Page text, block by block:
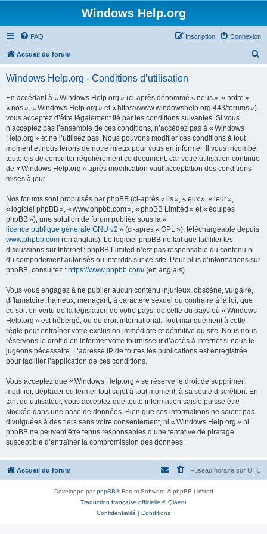
Windows Help.org
FAQ Connexion
Inscription
Accueil du forum
Windows Help.org - Conditions d’utilisation
En accédant à « Windows Help.org » (ci-après dénommé « nous », « notre »,
« nos », « Windows Help.org » et « https://www.windowshelp.org:443/forums »),
vous acceptez d’être légalement lié par les conditions suivantes. Si vous
n’acceptez pas l’ensemble de ces conditions, n’accédez pas à « Windows
Help.org » et ne l’utilisez pas. Nous pouvons modifier ces conditions à tout
moment et nous ferons de notre mieux pour vous en informer. Il vous incombe
toutefois de consulter régulièrement ce document, car votre utilisation continue
de « Windows Help.org » après modification vaut acceptation des conditions
mises à jour.
Nos forums sont propulsés par phpBB (ci-après « ils », « eux », « leur »,
« logiciel phpBB », « www.phpbb.com », « phpBB Limited » et « équipes
phpBB »), une solution de forum publiée sous la «
licence publique générale GNU v2 » (ci-après « GPL »), téléchargeable depuis
www.phpbb.com (en anglais). Le logiciel phpBB ne fait que faciliter les
discussions sur Internet ; phpBB Limited n’est pas responsable du contenu ni
du comportement autorisés ou interdits sur ce site. Pour plus d’informations sur
phpBB, consultez : https://www.phpbb.com/(en anglais).
Vous vous engagez à ne publier aucun contenu injurieux, obscène, vulgaire,
diffamatoire, haineux, menaçant, à caractère sexuel ou contraire à la loi, que
ce soit en vertu de la législation de votre pays, de celle du pays où « Windows
Help.org » est hébergé, ou du droit international. Tout manquement à cette
règle peut entraîner votre exclusion immédiate et définitive du site. Nous nous
réservons le droit d’en informer votre fournisseur d’accès à Internet si nous le
jugeons nécessaire. L’adresse IP de toutes les publications est enregistrée
pour faciliter l’application de ces conditions.
Vous acceptez que « Windows Help.org » se réserve le droit de supprimer,
modifier, déplacer ou fermer tout sujet à tout moment, à sa seule discrétion. En
tant qu’utilisateur, vous acceptez que toute information saisie puisse être
stockée dans une base de données. Bien que ces informations ne soient pas
divulguées à des tiers sans votre consentement, ni « Windows Help.org » ni
phpBB ne peuvent être tenus responsables d’une tentative de piratage
susceptible d’entraîner la compromission des données.
Accueil du forum Fuseau horaire sur UTC
Développé parphpBB® Forum Software © phpBB Limited
Traduction française officielle ©Qiaeru
Confidentialité | Conditions